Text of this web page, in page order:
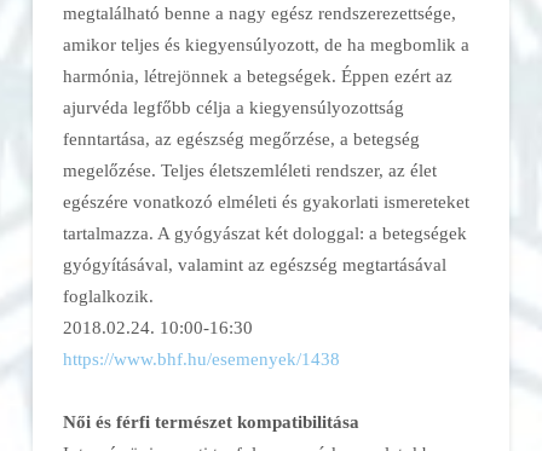
megtalálható benne a nagy egész rendszerezettsége,
amikor teljes és kiegyensúlyozott, de ha megbomlik a
harmónia, létrejönnek a betegségek. Éppen ezért az
ajurvéda legfőbb célja a kiegyensúlyozottság
fenntartása, az egészség megőrzése, a betegség
megelőzése. Teljes életszemléleti rendszer, az élet
egészére vonatkozó elméleti és gyakorlati ismereteket
tartalmazza. A gyógyászat két dologgal: a betegségek
gyógyításával, valamint az egészség megtartásával
foglalkozik.
2018.02.24. 10:00-16:30
https://www.bhf.hu/esemenyek/1438
Női és férfi természet kompatibilitása